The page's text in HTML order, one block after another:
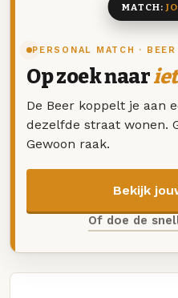
PERSONAL MATCH ·
Op zoek naar
De Beer koppelt je aan
dezelfde straat wonen.
Gewoon raak.
Bekijk
Of doe de
MATCH: